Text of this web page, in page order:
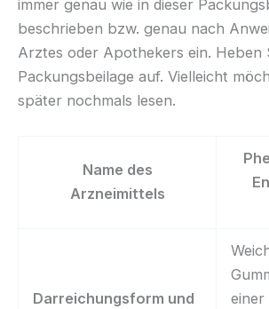
immer genau wie in dieser
beschrieben bzw. genau nach
Arztes oder Apothekers ein. Heben
Packungsbeilage auf. Vielleicht
später nochmals lesen.
Name des
Arzneimittels
Darreichungsform und
einer